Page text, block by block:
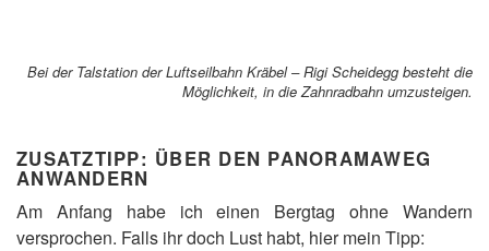
Bei der Talstation der Luftseilbahn Kräbel – Rigi Scheidegg besteht die
Möglichkeit, in die Zahnradbahn umzusteigen.
ZUSATZTIPP: ÜBER DEN PANORAMAWEG
ANWANDERN
Am Anfang habe ich einen Bergtag ohne Wandern
versprochen. Falls ihr doch Lust habt, hier mein Tipp: